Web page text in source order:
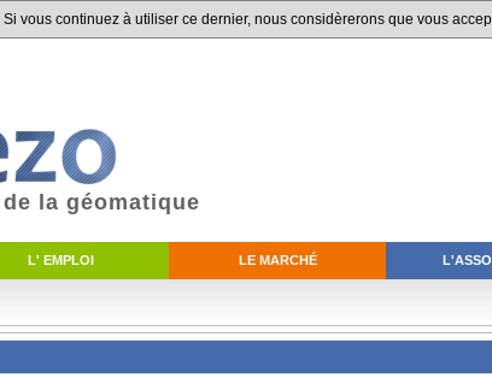
vous continuez à utiliser ce dernier, nous considèrerons que vous
L' EMPLOI LE MARCHÉ
la géomatique